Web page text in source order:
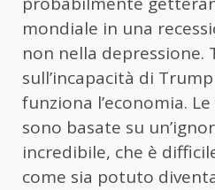
mondiale in una
non nella depressione.
sull’incapacità di
funziona l’economia.
sono basate su
incredibile, che è
come sia potuto